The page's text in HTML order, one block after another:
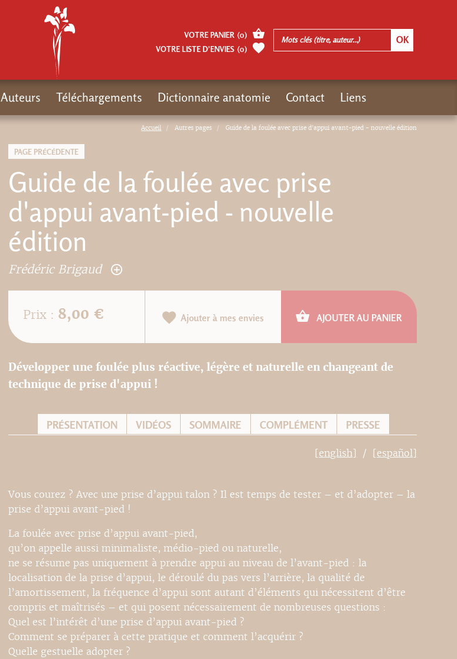
Accueil Autres pages Guide de la foulée avec prise d'appui avant-pied - nouvelle édition
PAGE PRÉCÉDENTE
Guide de la foulée avec prise
d'appui avant-pied - nouvelle
édition
Frédéric Brigaud
Prix : 8,00 € Ajouter à mes envies AJOUTER AU PANIER
Développer une foulée plus réactive, légère et naturelle en changeant de
technique de prise d'appui !
PRÉSENTATION VIDÉOS SOMMAIRE COMPLÉMENT PRESSE
[english] [español]
Vous courez ? Avec une prise d’appui talon ? Il est temps de tester – et d’adopter – la
prise d’appui avant-pied !
La foulée avec prise d’appui avant-pied,
qu’on appelle aussi minimaliste, médio-pied ou naturelle,
ne se résume pas uniquement à prendre appui au niveau de l’avant-pied : la
localisation de la prise d’appui, le déroulé du pas vers l’arrière, la qualité de
l’amortissement, la fréquence d’appui sont autant d’éléments qui nécessitent d’être
compris et maîtrisés – et qui posent nécessairement de nombreuses questions :
Quel est l’intérêt d’une prise d’appui avant-pied ?
Comment se préparer à cette pratique et comment l’acquérir ?
Quelle gestuelle adopter ?
VOTRE PANIER (0)
VOTRE LISTE D’ENVIES (0)
Auteurs Téléchargements Dictionnaire anatomie Contact Liens